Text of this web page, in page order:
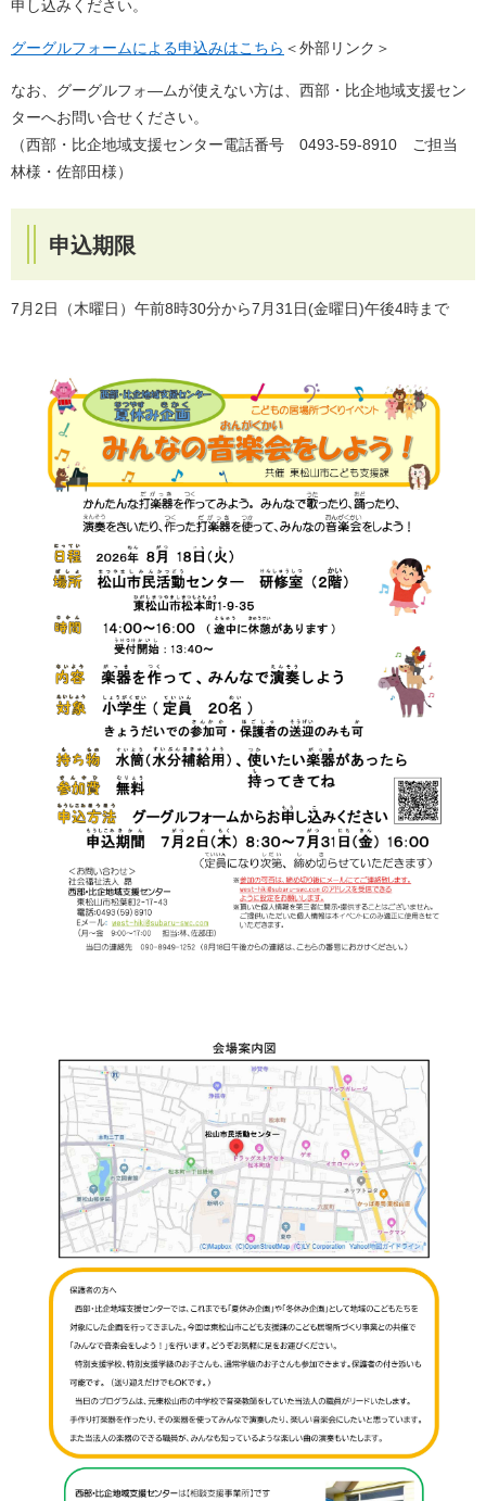
申し込みください。
グーグルフォームによる申込みはこちら ＜外部リンク＞
なお、グーグルフォ―ムが使えない方は、西部・比企地域支援セン
ターへお問い合せください。
（西部・比企地域支援センター電話番号 0493-59-8910 ご担当
林様・佐部田様）
申込期限
7月2日（木曜日）午前8時30分から7月31日(金曜日)午後4時まで